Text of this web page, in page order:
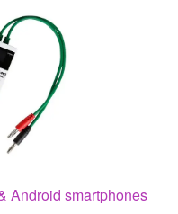
Android smartphones